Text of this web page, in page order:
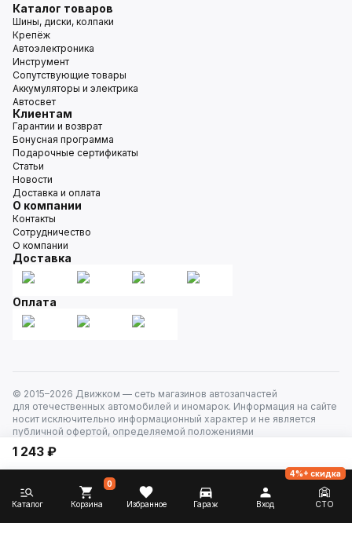
1 243 ₽
Каталог товаров
Шины, диски, колпаки
Крепёж
Автоэлектроника
Инструмент
Сопутствующие товары
Аккумуляторы и электрика
Автосвет
Клиентам
Гарантии и возврат
Бонусная программа
Подарочные сертификаты
Статьи
Новости
Доставка и оплата
О компании
Контакты
Сотрудничество
О компании
Доставка
Оплата
© 2015–2026 Движком — сеть магазинов автозапчастей
для отечественных автомобилей и иномарок. Информация на сайте
носит исключительно информационный характер и не является
публичной офертой, определяемой положениями
Каталог Корзина
0
Избранное Гараж Вход СТО
4%+ скидка